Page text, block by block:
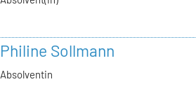
Philine Sollmann
Absolventin